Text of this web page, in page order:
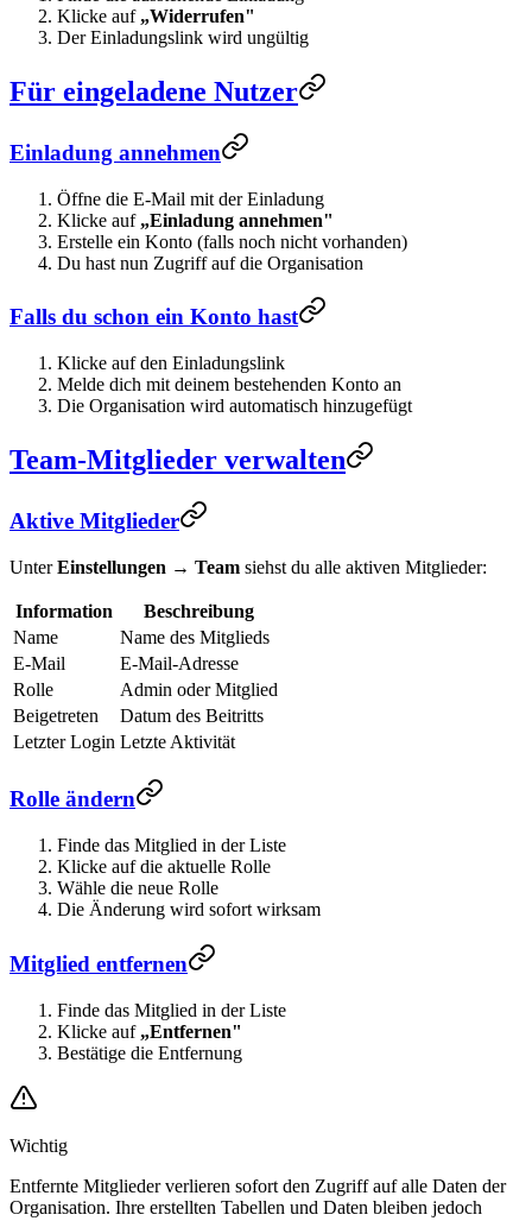
Klicke auf „Widerrufen"
Der Einladungslink wird ungültig
Für eingeladene Nutzer
Einladung annehmen
Öffne die E-Mail mit der Einladung
Klicke auf „Einladung annehmen"
Erstelle ein Konto (falls noch nicht vorhanden)
Du hast nun Zugriff auf die Organisation
Falls du schon ein Konto hast
Klicke auf den Einladungslink
Melde dich mit deinem bestehenden Konto an
Die Organisation wird automatisch hinzugefügt
Team-Mitglieder verwalten
Aktive Mitglieder
UnterEinstellungen → Team siehst du alle aktiven Mitglieder:
Information
Beschreibung
Name
Name des Mitglieds
E-Mail
E-Mail-Adresse
Rolle
Admin oder Mitglied
Beigetreten
Datum des Beitritts
Letzter Login Letzte Aktivität
Rolle ändern
Finde das Mitglied in der Liste
Klicke auf die aktuelle Rolle
Wähle die neue Rolle
Die Änderung wird sofort wirksam
Mitglied entfernen
Finde das Mitglied in der Liste
Klicke auf „Entfernen"
Bestätige die Entfernung
Wichtig
Entfernte Mitglieder verlieren sofort den Zugriff auf alle Daten der
Organisation. Ihre erstellten Tabellen und Daten bleiben jedoch